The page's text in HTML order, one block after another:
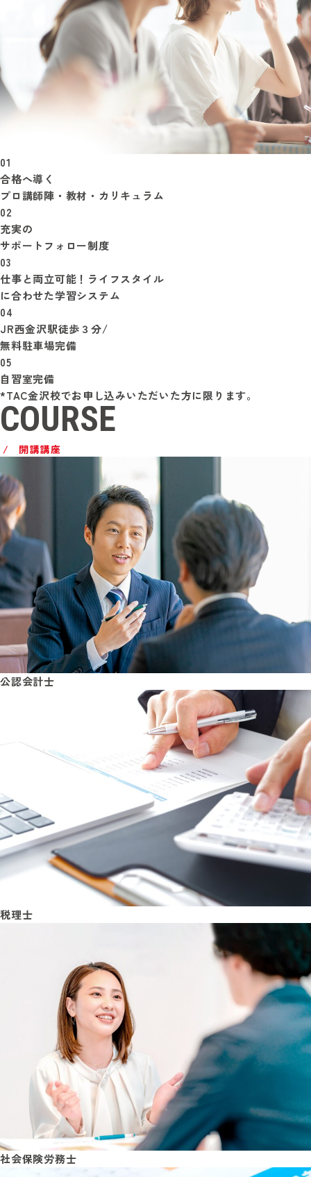
01
合格へ導く
プロ講師陣・教材・カリキュラム
02
充実の
サポートフォロー制度
03
仕事と両立可能！ライフスタイル
に合わせた学習システム
04
JR西金沢駅徒歩３分/
無料駐車場完備
05
自習室完備
*TAC金沢校でお申し込みいただいた方に限ります。
COURSE
開講講座
公認会計士
税理士
社会保険労務士